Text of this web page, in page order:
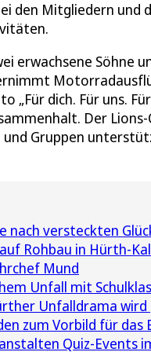
den Mitgliedern und
erwachsene Söhne
dich. Für uns.
Der
Gruppen
nach versteckten
Rohbau in Hürth-
Mund
Unfall mit
Unfalldrama
zum Vorbild für
Quiz-Events